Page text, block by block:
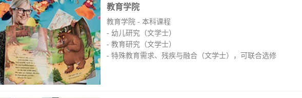
教育学院
教育学院 - 本科课程
- 幼儿研究（文学士）
- 教育研究（文学士）
- 特殊教育需求、残疾与融合（文学士），可联合选修